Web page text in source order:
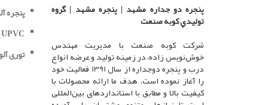
پنجره دو جداره مشهد | پنجره مشهد | گروه
توليدي کوبه صنعت
شرکت کوبه صنعت با مدیریت مهندس
خوش‌نویس زاده، در زمینه تولید و عرضه انواع
درب و پنجره دوجداره از سال 1391 فعالیت خود
را آغاز نموده است. هدف ما ارائه محصولات با
کیفیت بالا و مطابق با استانداردهای بین‌المللی
پنجره
پنجره UPVC
توری